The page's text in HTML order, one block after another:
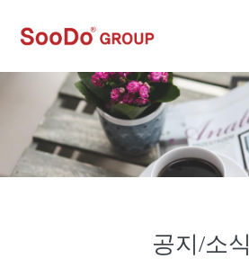
공지/소식